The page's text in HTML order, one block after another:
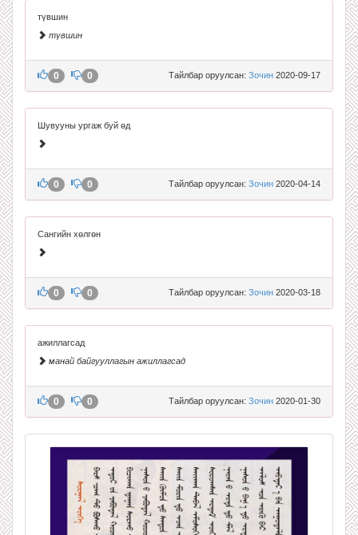
түвшин
түвшин
Тайлбар оруулсан: Зочин 2020-09-17
0 0
Шувууны ургаж буй өд
Тайлбар оруулсан: Зочин 2020-04-14
0 0
Сангийн хөлгөн
Тайлбар оруулсан: Зочин 2020-03-18
0 0
ажиллагсад
манай байгууллагын ажиллагсад
Тайлбар оруулсан: Зочин 2020-01-30
0 0